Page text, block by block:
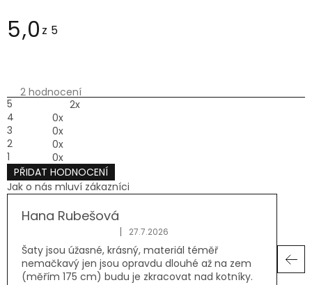
5,0
je
5,0
z 5
hvězdiček.
2 hodnocení
5
2x
4
0x
3
0x
2
0x
1
0x
PŘIDAT HODNOCENÍ
V
ý
Jak o nás mluví zákazníci
Hana Rubešová
Hodnocení produktu je 5 z 5 hvězdiček.
| 27.7.2026
Šaty jsou úžasné, krásný, materiál téměř
nemačkavý jen jsou opravdu dlouhé až na zem
(měřím 175 cm) budu je zkracovat nad kotníky.